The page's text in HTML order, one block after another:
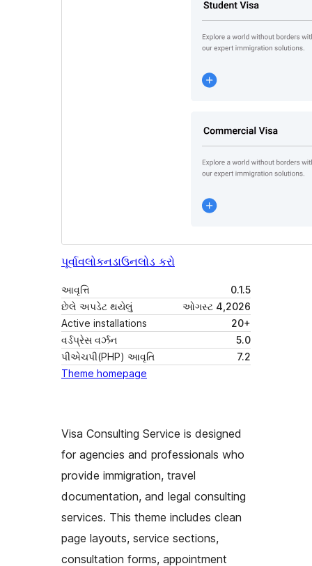
પૂર્વાવલોકનડાઉનલોડ કરો
આવૃત્તિ
0.1.5
છેલે અપડેટ થયેલું
ઓગસ્ટ 4,2026
Active installations
20+
વર્ડપ્રેસ વર્ઝન
5.0
પીએચપી(PHP) આવૃતિ
7.2
Theme homepage
Visa Consulting Service is designed
for agencies and professionals who
provide immigration, travel
documentation, and legal consulting
services. This theme includes clean
page layouts, service sections,
consultation forms, appointment